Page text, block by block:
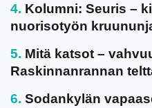
Kolumni: Seuris –
nuorisotyön
Mitä katsot –
Raskinnanrannan
Sodankylän